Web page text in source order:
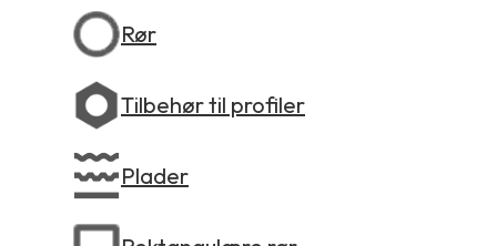
Rør
Tilbehør til profiler
Plader